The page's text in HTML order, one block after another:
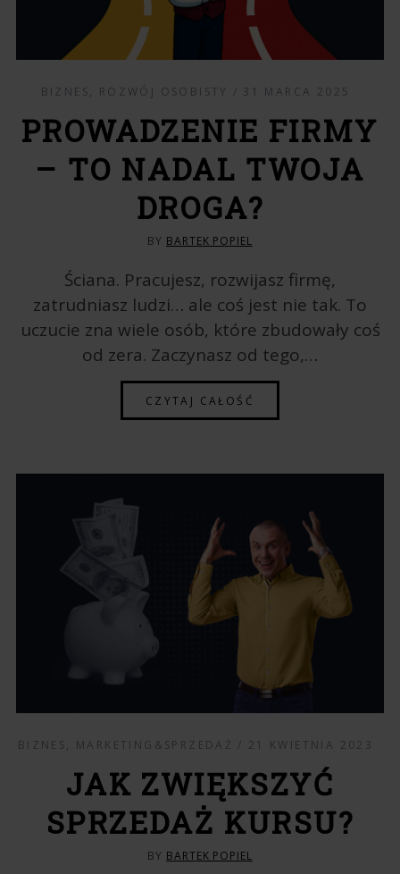
BIZNES, ROZWÓJ OSOBISTY 31 MARCA 2025
PROWADZENIE FIRMY
– TO NADAL TWOJA
DROGA?
BY BARTEK POPIEL
Ściana. Pracujesz, rozwijasz firmę,
zatrudniasz ludzi… ale coś jest nie tak. To
uczucie zna wiele osób, które zbudowały coś
od zera. Zaczynasz od tego,…
CZYTAJ CAŁOŚĆ
BIZNES, MARKETING&SPRZEDAŻ 21 KWIETNIA 2023
JAK ZWIĘKSZYĆ
SPRZEDAŻ KURSU?
BY BARTEK POPIEL